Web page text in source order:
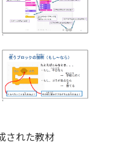
された教材